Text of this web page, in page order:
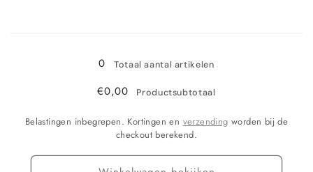
0 Totaal aantal artikelen
€0,00 Productsubtotaal
Belastingen inbegrepen. Kortingen en verzending worden bij de
checkout berekend.